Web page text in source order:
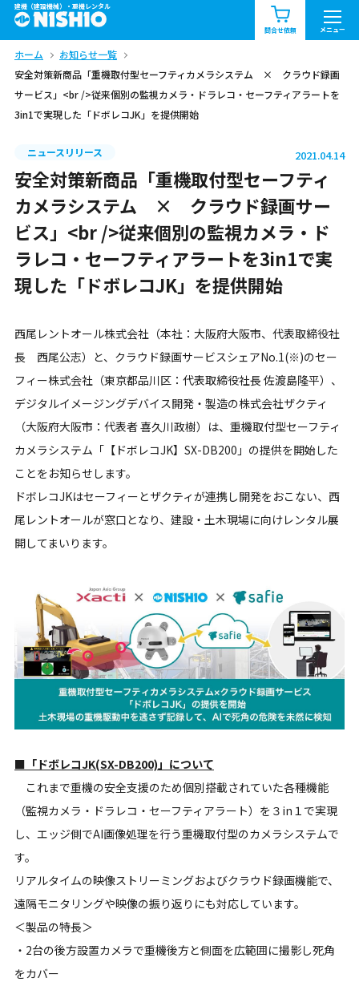
建機（建設機械）・重機レンタル
問合せ依頼 メニュー
商品一覧 お知らせ一覧
問合せ依頼リスト
エリア情報を見る
中部 関西 中国・四国
九州・沖縄（外部）
ホーム
お知らせ一覧
安全対策新商品「重機取付型セーフティカメラシステム × クラウド録画
サービス」<br />従来個別の監視カメラ・ドラレコ・セーフティアラートを
3in1で実現した「ドボレコJK」を提供開始
ニュースリリース 2021.04.14
安全対策新商品「重機取付型セーフティ
カメラシステム × クラウド録画サー
ビス」<br />従来個別の監視カメラ・ド
ラレコ・セーフティアラートを3in1で実
現した「ドボレコJK」を提供開始
西尾レントオール株式会社（本社：大阪府大阪市、代表取締役社
長 西尾公志）と、クラウド録画サービスシェアNo.1(※)のセー
フィー株式会社（東京都品川区：代表取締役社長 佐渡島隆平）、
デジタルイメージングデバイス開発・製造の株式会社ザクティ
（大阪府大阪市：代表者 喜久川政樹）は、重機取付型セーフティ
カメラシステム「【ドボレコJK】SX-DB200」の提供を開始した
ことをお知らせします。
ドボレコJKはセーフィーとザクティが連携し開発をおこない、西
尾レントオールが窓口となり、建設・土木現場に向けレンタル展
開してまいります。
■「ドボレコJK(SX-DB200)」について
これまで重機の安全支援のため個別搭載されていた各種機能
（監視カメラ・ドラレコ・セーフティアラート）を３in１で実現
し、エッジ側でAI画像処理を行う重機取付型のカメラシステムで
す。
リアルタイムの映像ストリーミングおよびクラウド録画機能で、
遠隔モニタリングや映像の振り返りにも対応しています。
＜製品の特長＞
・2台の後方設置カメラで重機後方と側面を広範囲に撮影し死角
をカバー